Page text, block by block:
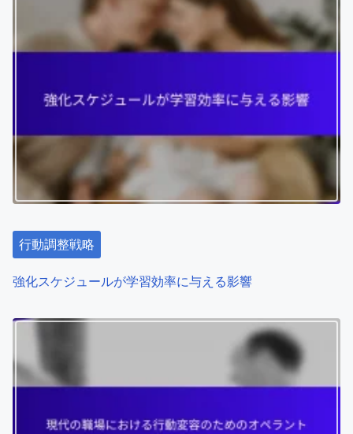
a
g
o
n
行動調整戦略
強化スケジュールが学習効率に与える影響